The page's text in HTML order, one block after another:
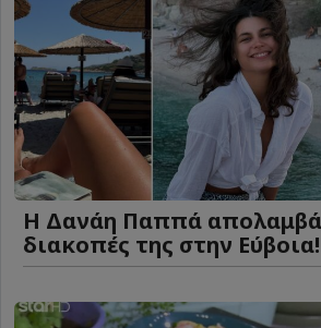
Η Δανάη Παππά
διακοπές της στην Εύβοια!